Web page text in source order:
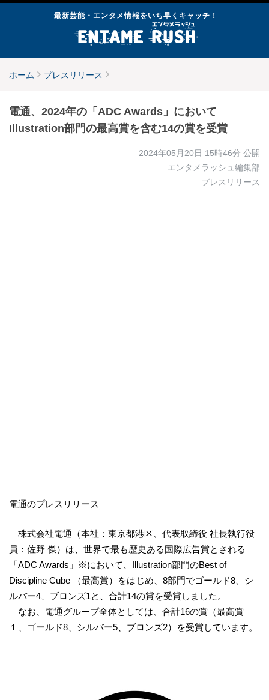
最新芸能・エンタメ情報をいち早くキャッチ！
ホーム プレスリリース
電通、2024年の「ADC Awards」において
Illustration部門の最高賞を含む14の賞を受賞
2024年05月20日 15時46分 公開
エンタメラッシュ編集部
プレスリリース
電通のプレスリリース
株式会社電通（本社：東京都港区、代表取締役 社長執行役
員：佐野 傑）は、世界で最も歴史ある国際広告賞とされる
「ADC Awards」
※において、Illustration部門のBest of
Discipline Cube （最高賞）をはじめ、8部門でゴールド8、シ
ルバー4、ブロンズ1と、合計14の賞を受賞しました。
なお、電通グループ全体としては、合計16の賞（最高賞
１、ゴールド8、シルバー5、ブロンズ2）を受賞しています。